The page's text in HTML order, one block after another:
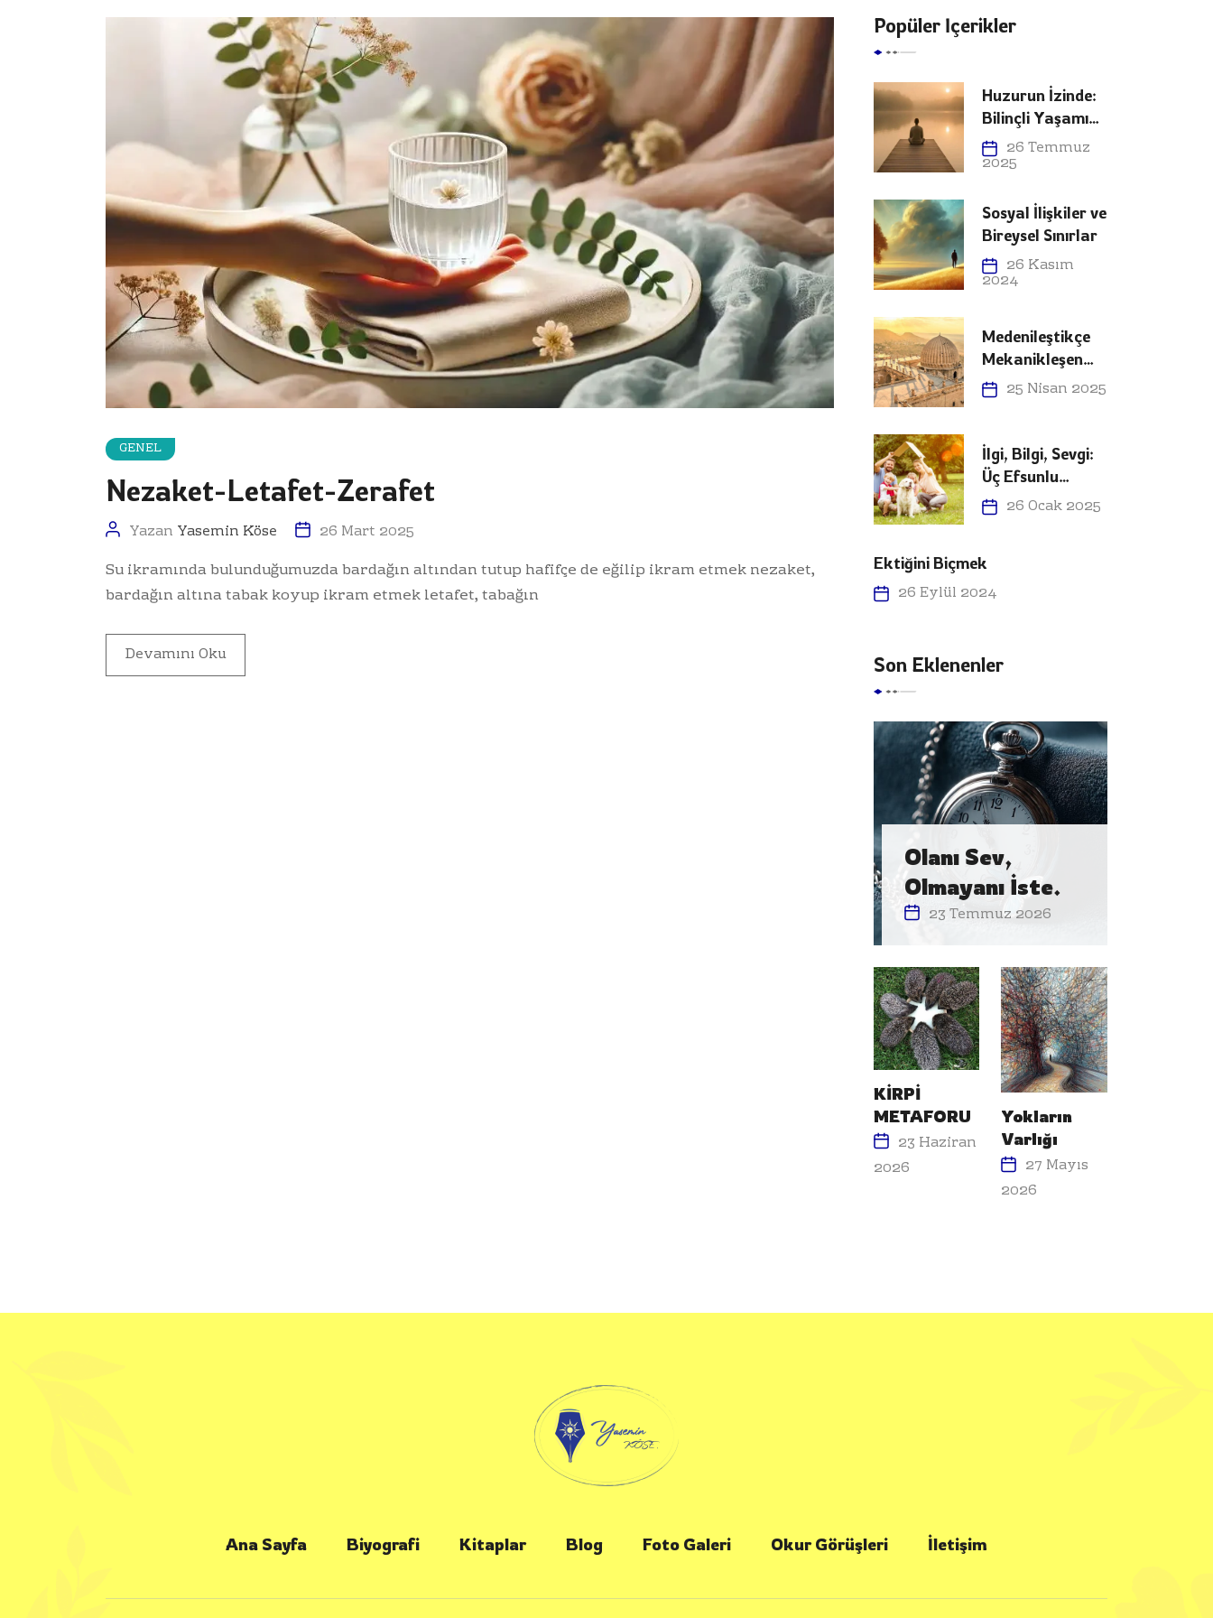
GENEL
Nezaket-Letafet-Zerafet
Yazan Yasemin Köse 26 Mart 2025
Su ikramında bulunduğumuzda bardağın altından tutup hafifçe de eğilip ikram etmek nezaket,
bardağın altına tabak koyup ikram etmek letafet, tabağın
Devamını Oku
Popüler İçerikler
Huzurun İzinde:
Bilinçli Yaşamın
Erdemi26 Temmuz
2025
Sosyal İlişkiler ve
Bireysel Sınırlar
26 Kasım
2024
Medenileştikçe
Mekanikleşen
İnsan25 Nisan 2025
İlgi, Bilgi, Sevgi:
Üç Efsunlu
Kelime26 Ocak 2025
Ektiğini Biçmek
26 Eylül 2024
Son Eklenenler
Olanı Sev,
Olmayanı İste.
23 Temmuz 2026
KİRPİ
METAFORU
23 Haziran
2026
Yokların
Varlığı
27 Mayıs
2026
Ana Sayfa Biyografi Kitaplar Blog Foto Galeri Okur Görüşleri İletişim